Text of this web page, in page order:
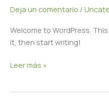
Deja un comentario /
Welcome to WordPress.
it, then start writing!
Leer más »